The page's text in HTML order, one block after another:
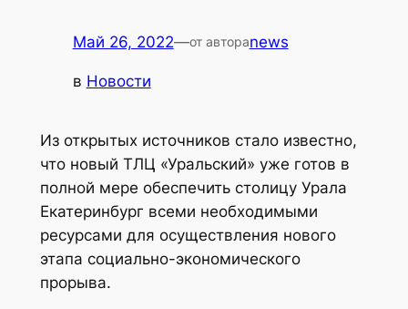
Май 26, 2022—от автораnews
в Новости
Из открытых источников стало известно,
что новый ТЛЦ «Уральский» уже готов в
полной мере обеспечить столицу Урала
Екатеринбург всеми необходимыми
ресурсами для осуществления нового
этапа социально-экономического
прорыва.